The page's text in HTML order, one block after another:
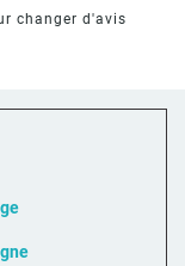
changer d'avis